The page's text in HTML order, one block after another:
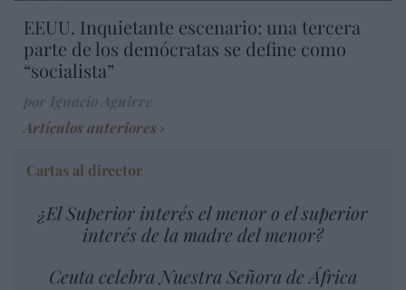
EEUU. Inquietante escenario: una tercera
parte de los demócratas se define como
“socialista”
Artículos anteriores
Cartas al director
¿El Superior interés el menor o el superior
interés de la madre del menor?
Ceuta celebra Nuestra Señora de África